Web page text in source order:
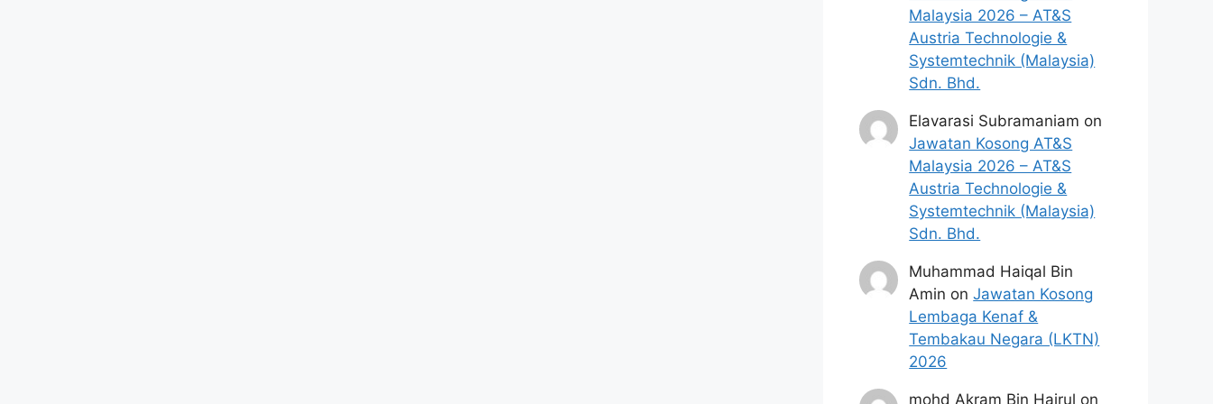
Malaysia 2026 – AT&S
Austria Technologie &
Systemtechnik (Malaysia)
Sdn. Bhd.
Elavarasi Subramaniam on
Jawatan Kosong AT&S
Malaysia 2026 – AT&S
Austria Technologie &
Systemtechnik (Malaysia)
Sdn. Bhd.
Muhammad Haiqal Bin
Amin onJawatan Kosong
Lembaga Kenaf &
Tembakau Negara (LKTN)
2026
mohd Akram Bin Hairul on